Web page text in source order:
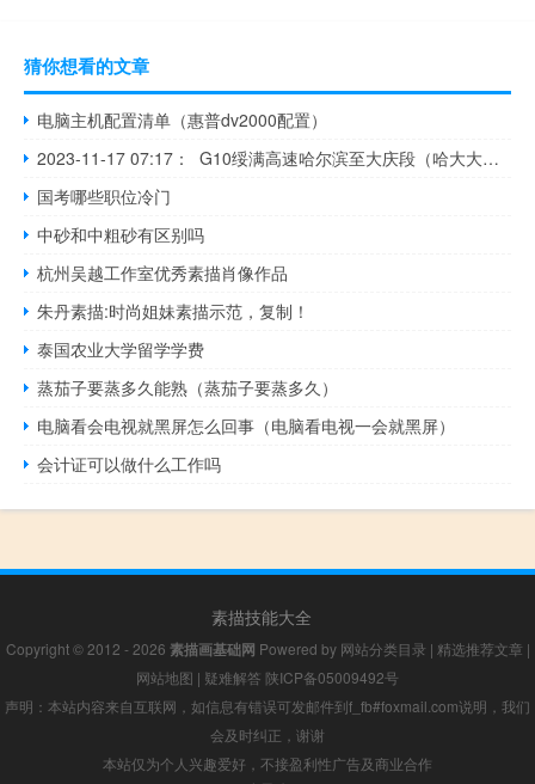
猜你想看的文章
电脑主机配置清单（惠普dv2000配置）
2023-11-17 07:17： G10绥满高速哈尔滨至大庆段（哈大大队辖区），11月17日7时30分解除封闭，限速80km/h。危险品运输车辆、7座以上（包含7座）客运车辆禁止通行！ ​​​
国考哪些职位冷门
中砂和中粗砂有区别吗
杭州吴越工作室优秀素描肖像作品
朱丹素描:时尚姐妹素描示范，复制！
泰国农业大学留学学费
蒸茄子要蒸多久能熟（蒸茄子要蒸多久）
电脑看会电视就黑屏怎么回事（电脑看电视一会就黑屏）
会计证可以做什么工作吗
素描技能大全
Copyright © 2012 - 2026 素描画基础网 Powered by 网站分类目录 | 精选推荐文章 |
网站地图 | 疑难解答 陕ICP备05009492号
声明：本站内容来自互联网，如信息有错误可发邮件到f_fb#foxmail.com说明，我们
会及时纠正，谢谢
本站仅为个人兴趣爱好，不接盈利性广告及商业合作